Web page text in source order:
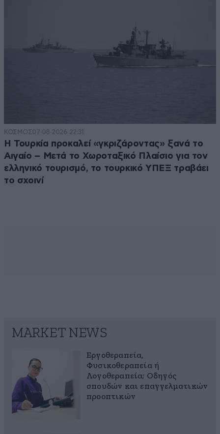
ΚΟΣΜΟΣ07·08·2026 22:31
Η Τουρκία προκαλεί «γκριζάροντας» ξανά το
Αιγαίο – Μετά το Χωροταξικό Πλαίσιο για τον
ελληνικό τουρισμό, το τουρκικό ΥΠΕΞ τραβάει
το σχοινί
MARKET NEWS
Εργοθεραπεία,
Φυσικοθεραπεία ή
Λογοθεραπεία; Οδηγός
σπουδών και επαγγελματικών
προοπτικών